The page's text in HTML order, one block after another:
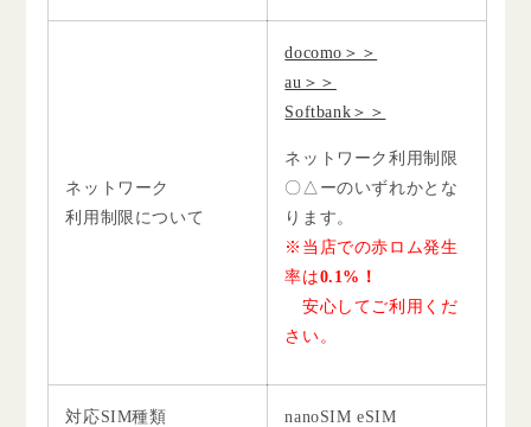
ネットワーク
利用制限について
docomo＞＞
au＞＞
Softbank＞＞
ネットワーク利用制限
〇△ーのいずれかとな
ります。
※当店での赤ロム発生
率は0.1%！
安心してご利用くだ
さい。
対応SIM種類 nanoSIM eSIM